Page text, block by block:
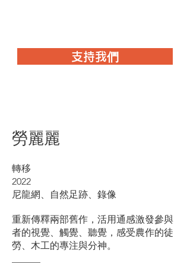
支持我們
勞麗麗
轉移
2022
尼龍網、自然足跡、錄像
重新傳釋兩部舊作，活用通感激發參與
者的視覺、觸覺、聽覺，感受農作的徒
勞、木工的專注與分神。